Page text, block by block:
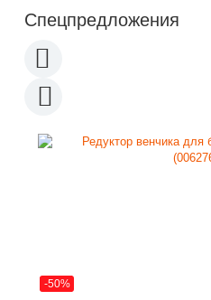
Спецпредложения
-50%